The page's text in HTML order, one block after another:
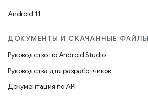
Android 11
ДОКУМЕНТЫ И СКАЧАННЫЕ ФАЙЛЫ
Руководство по Android Studio
Руководства для разработчиков
Документация по API